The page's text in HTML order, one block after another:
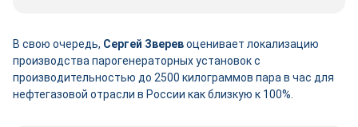
В свою очередь, Сергей Зверевоценивает локализацию
производства парогенераторных установок с
производительностью до 2500 килограммов пара в час для
нефтегазовой отрасли в России как близкую к 100%.